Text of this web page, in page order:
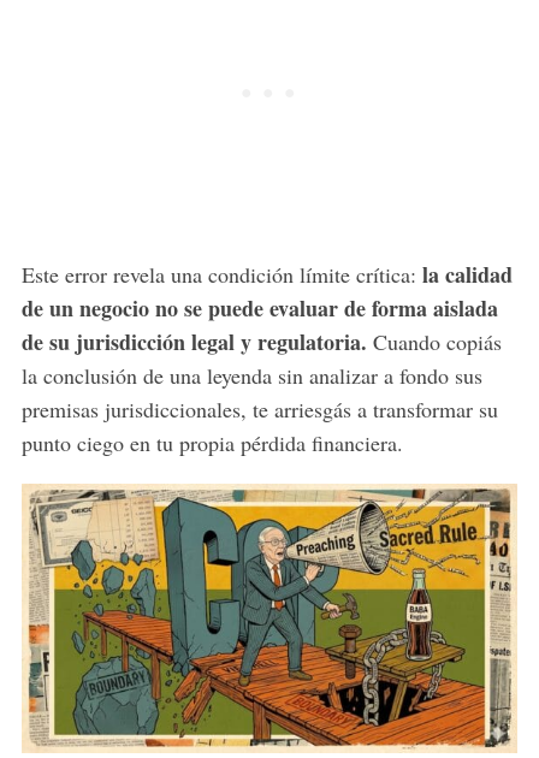
Este error revela una condición límite crítica: la calidad
de un negocio no se puede evaluar de forma aislada
de su jurisdicción legal y regulatoria. Cuando copiás
la conclusión de una leyenda sin analizar a fondo sus
premisas jurisdiccionales, te arriesgás a transformar su
punto ciego en tu propia pérdida financiera.